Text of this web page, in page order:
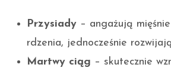
Przysiady – angażują
rdzenia, jednocześnie
Martwy ciąg – skutecznie